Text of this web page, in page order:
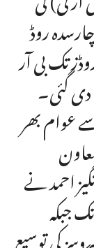
روڈ
تک بی آر
دی گئی۔
عوام بھر
احمد نے
جبکہ
کی توسیع